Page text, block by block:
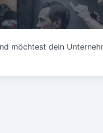
möchtest dein